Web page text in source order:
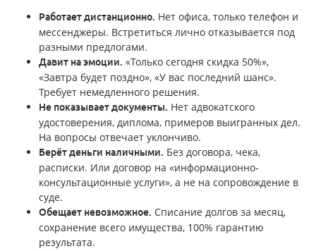
Работает дистанционно. Нет офиса, только телефон и
мессенджеры. Встретиться лично отказывается под
разными предлогами.
Давит на эмоции. «Только сегодня скидка 50%»,
«Завтра будет поздно», «У вас последний шанс».
Требует немедленного решения.
Не показывает документы. Нет адвокатского
удостоверения, диплома, примеров выигранных дел.
На вопросы отвечает уклончиво.
Берёт деньги наличными. Без договора, чека,
расписки. Или договор на «информационно-
консультационные услуги», а не на сопровождение в
суде.
Обещает невозможное. Списание долгов за месяц,
сохранение всего имущества, 100% гарантию
результата.